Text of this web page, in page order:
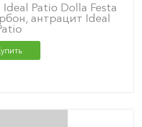
Patio Dolla Festa
антрацит Ideal